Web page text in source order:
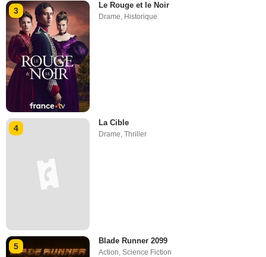
3
Le Rouge et le Noir
Drame, Historique
4
La Cible
Drame,Thriller
5
Blade Runner 2099
Action ,Science Fiction